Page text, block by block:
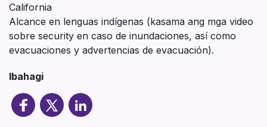
California
Alcance en lenguas indígenas (kasama ang mga video
sobre security en caso de inundaciones, así como
evacuaciones y advertencias de evacuación).
Ibahagi